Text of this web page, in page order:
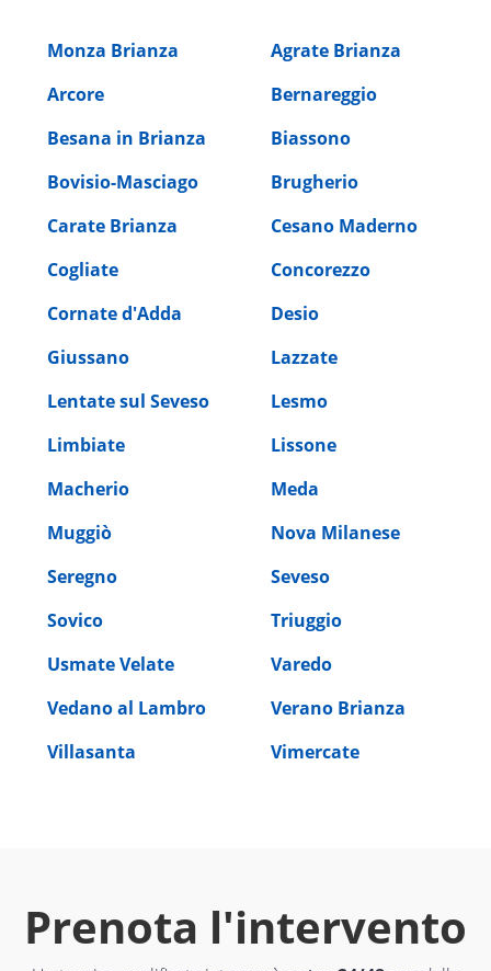
Monza Brianza
Agrate Brianza
Arcore
Bernareggio
Besana in Brianza
Biassono
Bovisio-Masciago
Brugherio
Carate Brianza
Cesano Maderno
Cogliate
Concorezzo
Cornate d'Adda
Desio
Giussano
Lazzate
Lentate sul Seveso
Lesmo
Limbiate
Lissone
Macherio
Meda
Muggiò
Nova Milanese
Seregno
Seveso
Sovico
Triuggio
Usmate Velate
Varedo
Vedano al Lambro
Verano Brianza
Villasanta
Vimercate
Prenota l'intervento